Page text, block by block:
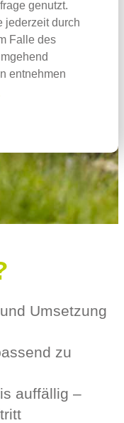
genutzt.
jederzeit durch
Falle des
entnehmen
Umsetzung
zu
auffällig –